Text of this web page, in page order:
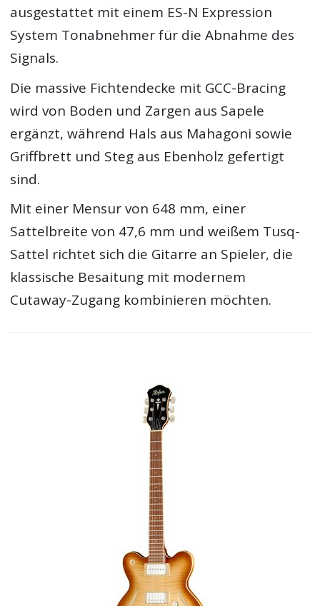
ausgestattet mit einem ES-N Expression
System Tonabnehmer für die Abnahme des
Signals.
Die massive Fichtendecke mit GCC-Bracing
wird von Boden und Zargen aus Sapele
ergänzt, während Hals aus Mahagoni sowie
Griffbrett und Steg aus Ebenholz gefertigt
sind.
Mit einer Mensur von 648 mm, einer
Sattelbreite von 47,6 mm und weißem Tusq-
Sattel richtet sich die Gitarre an Spieler, die
klassische Besaitung mit modernem
Cutaway-Zugang kombinieren möchten.